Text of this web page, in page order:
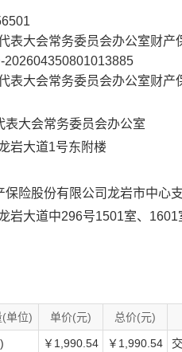
表大会常务委员会办公室财产
202604350801013885
表大会常务委员会办公室财产
表大会常务委员会办公室
岩大道1号东附楼
险股份有限公司龙岩市中心
岩大道中296号1501室、
单位) 单价(元) 总价(元)
￥1,990.54
￥1,990.54